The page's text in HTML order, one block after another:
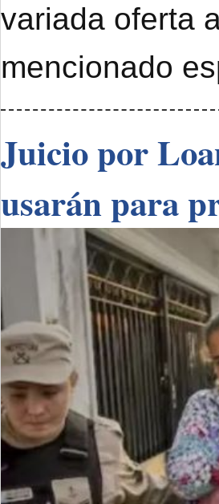
variada oferta
mencionado
Juicio por
usarán para